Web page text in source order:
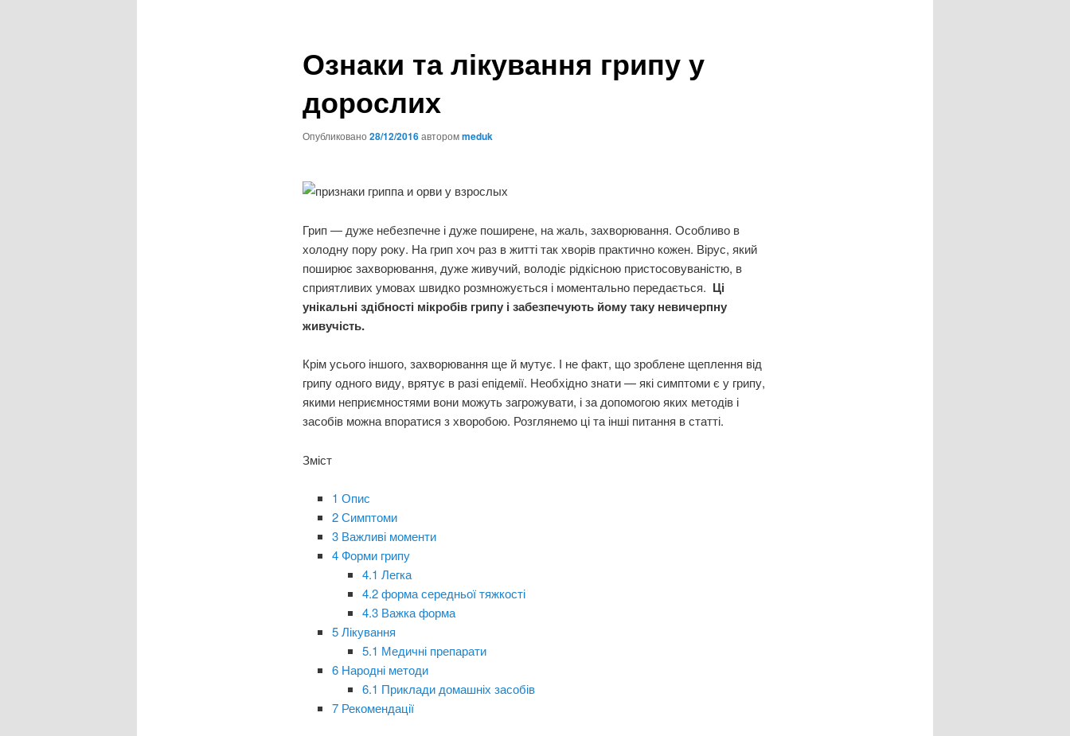
Ознаки та лікування грипу у
дорослих
Опубликовано 28/12/2016авторомmeduk
Грип — дуже небезпечне і дуже поширене, на жаль, захворювання. Особливо в
холодну пору року. На грип хоч раз в житті так хворів практично кожен. Вірус, який
поширює захворювання, дуже живучий, володіє рідкісною пристосовуваністю, в
сприятливих умовах швидко розмножується і моментально передається. Ці
унікальні здібності мікробів грипу і забезпечують йому таку невичерпну
живучість.
Крім усього іншого, захворювання ще й мутує. І не факт, що зроблене щеплення від
грипу одного виду, врятує в разі епідемії. Необхідно знати — які симптоми є у грипу,
якими неприємностями вони можуть загрожувати, і за допомогою яких методів і
засобів можна впоратися з хворобою. Розглянемо ці та інші питання в статті.
Зміст
1Опис
2Симптоми
3 Важливі моменти
4Форми грипу
4.1 Легка
4.2форма середньої тяжкості
4.3 Важка форма
5Лікування
5.1 Медичні препарати
6 Народні методи
6.1 Приклади домашніх засобів
7 Рекомендації